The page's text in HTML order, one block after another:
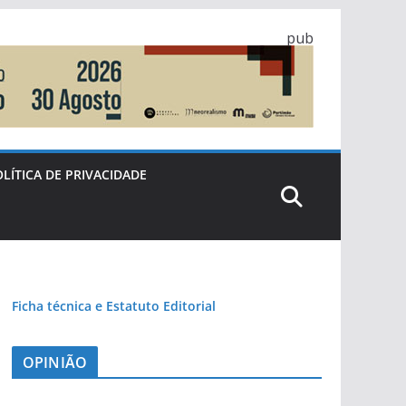
pub
DE PRIVACIDADE
Ficha técnica e Estatuto Editorial
OPINIÃO